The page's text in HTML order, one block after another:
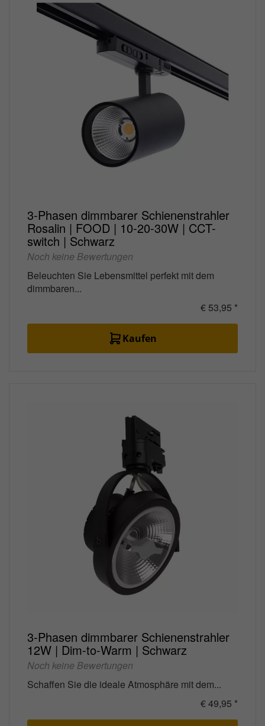
3-Phasen dimmbarer Schienenstrahler
Rosalin | FOOD | 10-20-30W | CCT-
switch | Schwarz
Noch keine Bewertungen
Beleuchten Sie Lebensmittel perfekt mit dem
dimmbaren...
€ 53,95 *
Kaufen
3-Phasen dimmbarer Schienenstrahler
12W | Dim-to-Warm | Schwarz
Noch keine Bewertungen
Schaffen Sie die ideale Atmosphäre mit dem...
€ 49,95 *